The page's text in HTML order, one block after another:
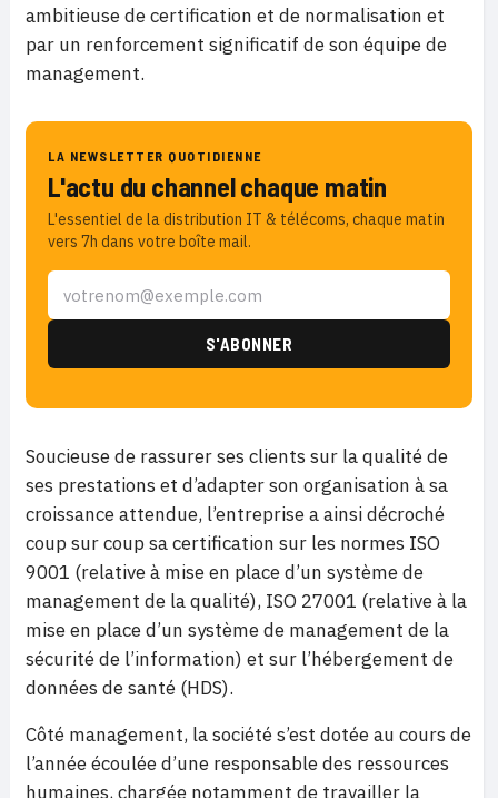
ambitieuse de certification et de normalisation et
par un renforcement significatif de son équipe de
management.
LA NEWSLETTER QUOTIDIENNE
L'actu du channel chaque matin
L'essentiel de la distribution IT & télécoms, chaque matin
vers 7h dans votre boîte mail.
Soucieuse de rassurer ses clients sur la qualité de
ses prestations et d’adapter son organisation à sa
croissance attendue, l’entreprise a ainsi décroché
coup sur coup sa certification sur les normes ISO
9001 (relative à mise en place d’un système de
management de la qualité), ISO 27001 (relative à la
mise en place d’un système de management de la
sécurité de l’information) et sur l’hébergement de
données de santé (HDS).
Côté management, la société s’est dotée au cours de
l’année écoulée d’une responsable des ressources
humaines, chargée notamment de travailler la